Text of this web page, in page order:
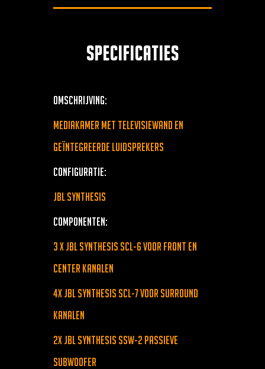
Specificaties
Omschrijving:
Mediakamer met televisiewand en
geïntegreerde luidsprekers
Configuratie:
JBL Synthesis
Componenten:
3 x JBL Synthesis SCL-6 voor front en
center kanalen
4x JBL Synthesis SCL-7 voor surround
kanalen
2x JBL Synthesis SSW-2 Passieve
Subwoofer